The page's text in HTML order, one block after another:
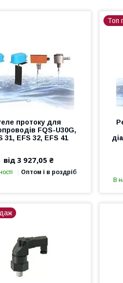
протоку для
FQS-U30G,
31, EFS 32, EFS 41
від 3 927,05 ₴
Оптом і в роздріб
Топ
В